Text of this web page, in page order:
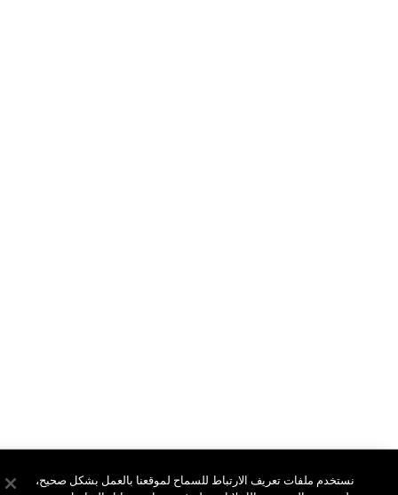
نستخدم ملفات تعريف الارتباط للسماح لموقعنا بالعمل بشكل صحيح،